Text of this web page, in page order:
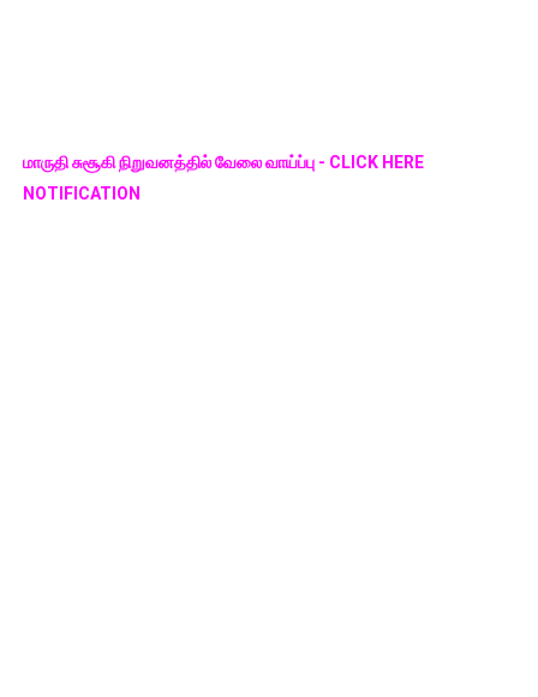
மாருதி சுசூகி நிறுவனத்தில் வேலை வாய்ப்பு - CLICK HERE
NOTIFICATION